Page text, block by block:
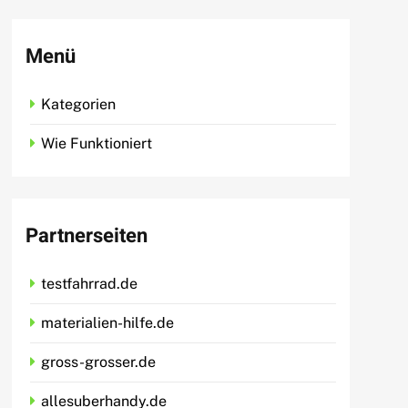
Menü
Kategorien
Wie Funktioniert
Partnerseiten
testfahrrad.de
materialien-hilfe.de
gross-grosser.de
allesuberhandy.de